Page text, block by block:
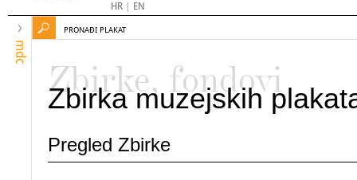
HR| EN
mdc
PRONAĐI PLAKAT
Zbirke, fondovi
Zbirka muzejskih
Pregled Zbirke